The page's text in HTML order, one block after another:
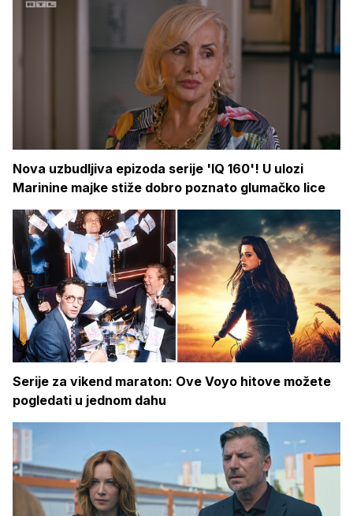
Nova uzbudljiva epizoda serije 'IQ 160'! U ulozi
Marinine majke stiže dobro poznato glumačko lice
Serije za vikend maraton: Ove Voyo hitove možete
pogledati u jednom dahu